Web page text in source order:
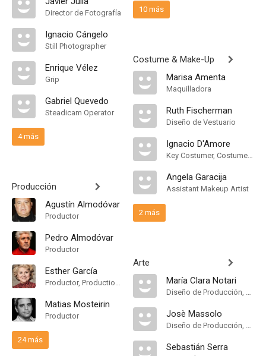
Director de Fotografía
Ignacio Cángelo
Still Photographer
Enrique Vélez
Grip
Gabriel Quevedo
Steadicam Operator
4 más
Producción
Agustín Almodóvar
Productor
Pedro Almodóvar
Productor
Esther García
Productor, Production Manager
Matias Mosteirin
Productor
24 más
10 más
Costume & Make-Up
Marisa Amenta
Maquilladora
Ruth Fischerman
Diseño de Vestuario
Ignacio D'Amore
Key Costumer, Costume Assistant
Angela Garacija
Assistant Makeup Artist
2 más
Arte
María Clara Notari
Diseño de Producción, Decorados
Josè Massolo
Diseño de Producción, Dirección Artística
Sebastián Serra